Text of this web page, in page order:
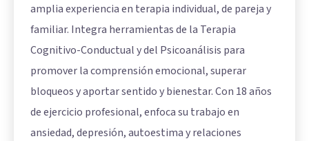
amplia experiencia en terapia individual, de pareja y
familiar. Integra herramientas de la Terapia
Cognitivo-Conductual y del Psicoanálisis para
promover la comprensión emocional, superar
bloqueos y aportar sentido y bienestar. Con 18 años
de ejercicio profesional, enfoca su trabajo en
ansiedad, depresión, autoestima y relaciones